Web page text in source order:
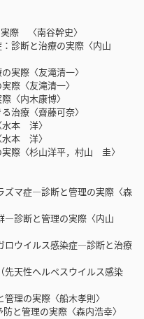
際 〈南谷幹史〉
診断と治療の実際〈内山
実際〈友滝清一〉
際〈友滝清一〉
〈内木康博〉
治療〈齋藤可奈〉
本 洋〉
本 洋〉
際〈杉山洋平，村山 圭〉
マ症―診断と管理の実際〈森
―診断と管理の実際〈内山
ウイルス感染症―診断と治療
天性ヘルペスウイルス感染
理の実際〈船木孝則〉
と管理の実際〈森内浩幸〉